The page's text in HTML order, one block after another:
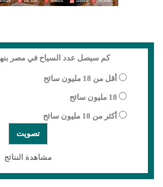
كم سيصل عدد السياح في مصر
أقل من 18 مليون سائح
18 مليون سائح
أكثر من 18 مليون سائح
مشاهدة النتائج